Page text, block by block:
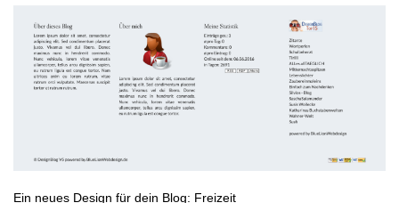
Ein neues Design für dein Blog: Freizeit